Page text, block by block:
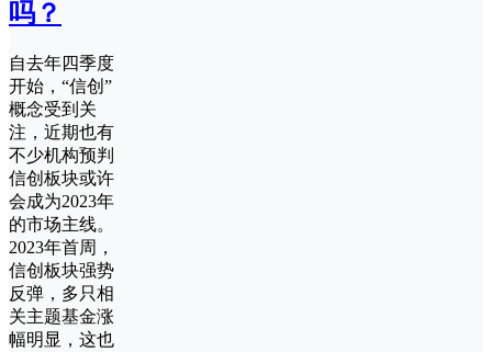
吗？
自去年四季度
开始，“信创”
概念受到关
注，近期也有
不少机构预判
信创板块或许
会成为2023年
的市场主线。
2023年首周，
信创板块强势
反弹，多只相
关主题基金涨
幅明显，这也